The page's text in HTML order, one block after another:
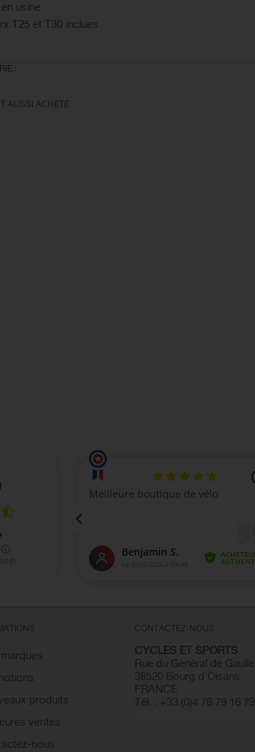
usine
T25 et T30 inclues
:
AUSSI ACHETÉ :
produits
ventes
nous
CONTACTEZ-NOUS
CYCLES ET SPORTS
Rue du Général de Gaulle
38520 Bourg d'Oisans
FRANCE
Tél. : +33 (0)4 76 79 16 79